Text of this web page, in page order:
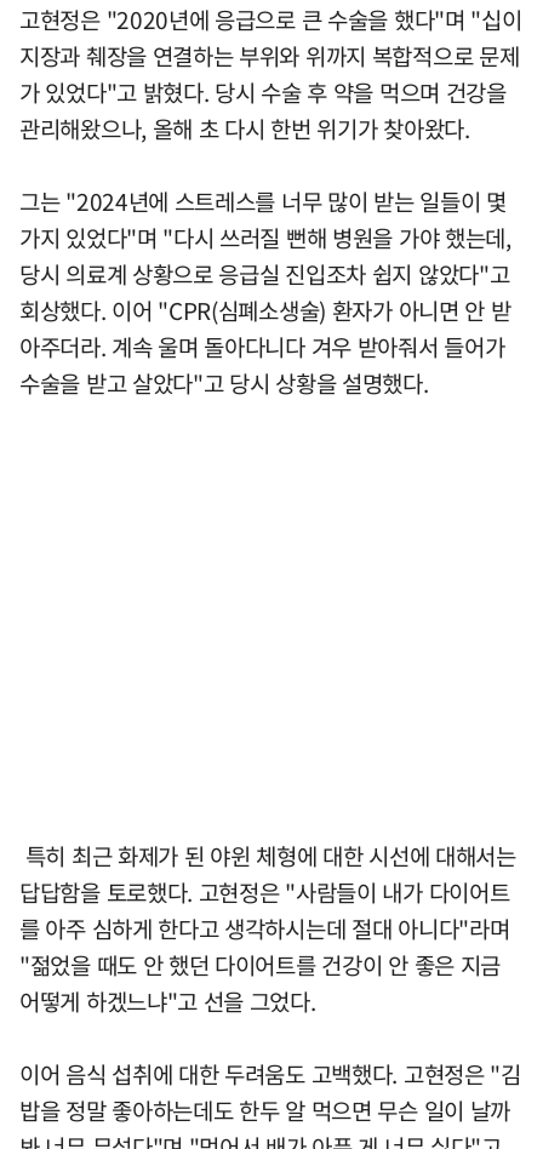
고현정은 "2020년에 응급으로 큰 수술을 했다"며 "십이
지장과 췌장을 연결하는 부위와 위까지 복합적으로 문제
가 있었다"고 밝혔다. 당시 수술 후 약을 먹으며 건강을
관리해왔으나, 올해 초 다시 한번 위기가 찾아왔다.
그는 "2024년에 스트레스를 너무 많이 받는 일들이 몇
가지 있었다"며 "다시 쓰러질 뻔해 병원을 가야 했는데,
당시 의료계 상황으로 응급실 진입조차 쉽지 않았다"고
회상했다. 이어 "CPR(심폐소생술) 환자가 아니면 안 받
아주더라. 계속 울며 돌아다니다 겨우 받아줘서 들어가
수술을 받고 살았다"고 당시 상황을 설명했다.
특히 최근 화제가 된 야윈 체형에 대한 시선에 대해서는
답답함을 토로했다. 고현정은 "사람들이 내가 다이어트
를 아주 심하게 한다고 생각하시는데 절대 아니다"라며
"젊었을 때도 안 했던 다이어트를 건강이 안 좋은 지금
어떻게 하겠느냐"고 선을 그었다.
이어 음식 섭취에 대한 두려움도 고백했다. 고현정은 "김
밥을 정말 좋아하는데도 한두 알 먹으면 무슨 일이 날까